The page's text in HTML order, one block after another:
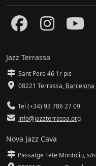
Jazz Terrassa
Sant Pere 46 1r pis
08221 Terrassa, Barcelona
Tel (+34) 93 786 27 09
info@jazzterrassa.org
Nova Jazz Cava
Passatge Tete Montoliu, s/n